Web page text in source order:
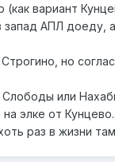
(как вариант
АПЛ доеду,
но
Слободы или
элке от
раз в жизни